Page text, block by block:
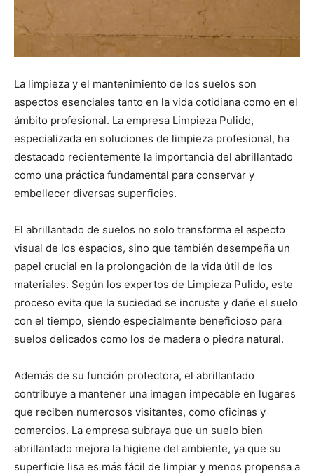
La limpieza y el mantenimiento de los suelos son
aspectos esenciales tanto en la vida cotidiana como en el
ámbito profesional. La empresa Limpieza Pulido,
especializada en soluciones de limpieza profesional, ha
destacado recientemente la importancia del abrillantado
como una práctica fundamental para conservar y
embellecer diversas superficies.
El abrillantado de suelos no solo transforma el aspecto
visual de los espacios, sino que también desempeña un
papel crucial en la prolongación de la vida útil de los
materiales. Según los expertos de Limpieza Pulido, este
proceso evita que la suciedad se incruste y dañe el suelo
con el tiempo, siendo especialmente beneficioso para
suelos delicados como los de madera o piedra natural.
Además de su función protectora, el abrillantado
contribuye a mantener una imagen impecable en lugares
que reciben numerosos visitantes, como oficinas y
comercios. La empresa subraya que un suelo bien
abrillantado mejora la higiene del ambiente, ya que su
superficie lisa es más fácil de limpiar y menos propensa a